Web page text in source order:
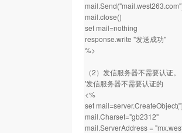
mail.close()
set mail=nothing
response.write "发送成功"
%>
（2）发信服务器不需要认证。
'发信服务器不需要认证的
<%
set
mail.Charset="gb2312"
mail.ServerAddress =